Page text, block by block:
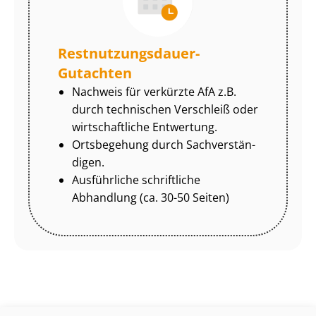
Rest­nut­zungs­dau­er-
Gutachten
Nachweis für verkürzte AfA z.B.
durch technischen Verschleiß oder
wirtschaftliche Entwertung.
Ortsbegehung durch Sach­ver­stän­
di­gen.
Ausführliche schriftliche
Abhandlung (ca. 30-50 Seiten)